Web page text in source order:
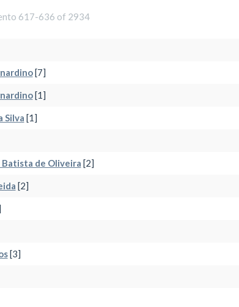
617-636 of 2934
[7]
[1]
Silva [1]
Batista de Oliveira [2]
[2]
[3]